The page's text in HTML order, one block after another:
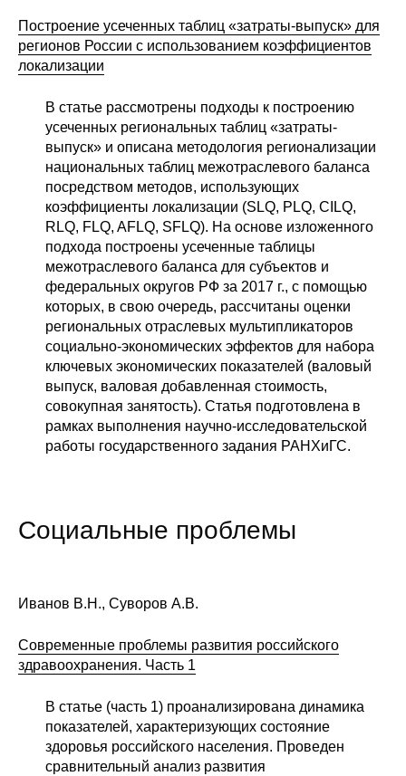
Конкурсы и вакансии
Контакты
Построение усеченных таблиц «затраты-выпуск» для
регионов России с использованием коэффициентов
локализации
В статье рассмотрены подходы к построению
усеченных региональных таблиц «затраты-
выпуск» и описана методология регионализации
национальных таблиц межотраслевого баланса
посредством методов, использующих
коэффициенты локализации (SLQ, PLQ, CILQ,
RLQ, FLQ, AFLQ, SFLQ). На основе изложенного
подхода построены усеченные таблицы
межотраслевого баланса для субъектов и
федеральных округов РФ за 2017 г., с помощью
которых, в свою очередь, рассчитаны оценки
региональных отраслевых мультипликаторов
социально-экономических эффектов для набора
ключевых экономических показателей (валовый
выпуск, валовая добавленная стоимость,
совокупная занятость). Статья подготовлена в
рамках выполнения научно-исследовательской
работы государственного задания РАНХиГС.
Социальные проблемы
Иванов В.Н., Суворов А.В.
Современные проблемы развития российского
здравоохранения. Часть 1
В статье (часть 1) проанализирована динамика
показателей, характеризующих состояние
здоровья российского населения. Проведен
сравнительный анализ развития